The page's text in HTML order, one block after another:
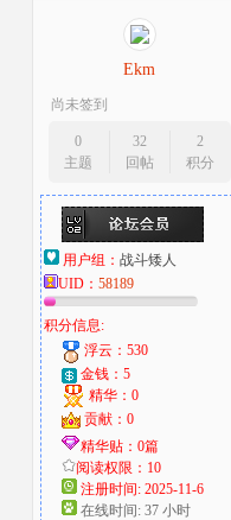
Ekm
尚未签到
0
主题
32
回帖
2
积分
用户组： 战斗矮人
UID： 58189
积分信息:
浮云：530
金钱：5
精华：0
贡献：0
精华贴：0篇
阅读权限：10
注册时间: 2025-11-6
在线时间: 37 小时